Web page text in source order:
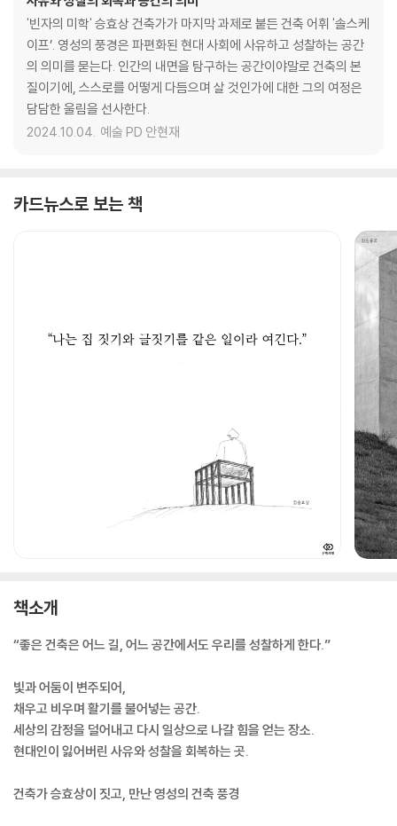
'빈자의 미학' 승효상 건축가가 마지막 과제로 붙든 건축 어휘 '솔스케
이프’. 영성의 풍경은 파편화된 현대 사회에 사유하고 성찰하는 공간
의 의미를 묻는다. 인간의 내면을 탐구하는 공간이야말로 건축의 본
질이기에, 스스로를 어떻게 다듬으며 살 것인가에 대한 그의 여정은
담담한 울림을 선사한다.
2024.10.04. 예술 PD 안현재
카드뉴스로 보는 책
책소개
“좋은 건축은 어느 길, 어느 공간에서도 우리를 성찰하게 한다.”
빛과 어둠이 변주되어,
채우고 비우며 활기를 불어넣는 공간.
세상의 감정을 덜어내고 다시 일상으로 나갈 힘을 얻는 장소.
현대인이 잃어버린 사유와 성찰을 회복하는 곳.
건축가 승효상이 짓고, 만난 영성의 건축 풍경